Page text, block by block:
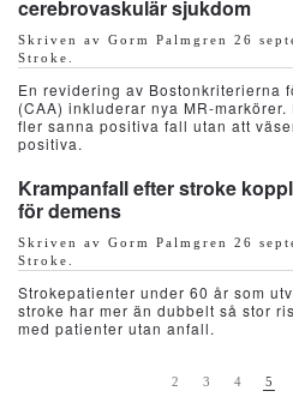
cerebrovaskulär sjukdom
Skriven av Gorm Palmgren 26
Stroke
En revidering av Bostonkriterierna
(CAA) inkluderar nya MR-
fler sanna positiva fall utan att
positiva.
Krampanfall efter stroke
för demens
Skriven av Gorm Palmgren 26
Stroke
Strokepatienter under 60 år som
stroke har mer än dubbelt så stor
med patienter utan anfall.
2 3 4 5